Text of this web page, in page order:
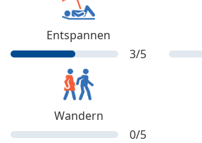
Entspannen
3/5
Wandern
0/5